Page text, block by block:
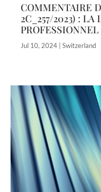
COMMENTAIRE
2C_257/2023) : LA
PROFESSIONNEL
Jul 10, 2024 |Switzerland